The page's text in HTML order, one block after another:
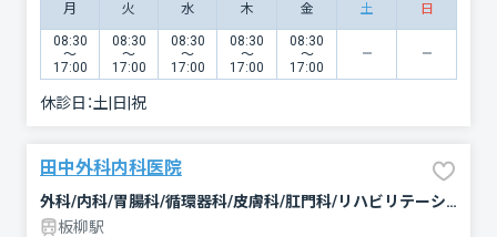
月 火 水 木 金 土 日
08:30
〜
17:00
08:30
〜
17:00
08:30
〜
17:00
08:30
〜
17:00
08:30
〜
17:00
休診日：土|日|祝
田中外科内科医院
外科/内科/胃腸科/循環器科/皮膚科/肛門科/リハビリテーション
板柳駅